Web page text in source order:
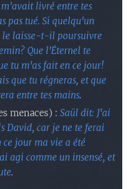
livré entre tes
pas tué. Si quelqu'un
le laisse-t-il poursuivre
Que l'Éternel te
tu m'as fait en ce jour!
que tu régneras, et que
entre tes mains.
menaces) : Saül dit: J'ai
David, car je ne te ferai
jour ma vie a été
agi comme un insensé, et
.